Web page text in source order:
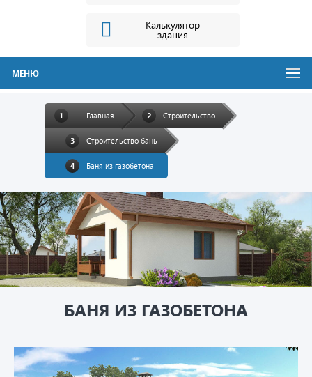
Калькулятор
здания
МЕНЮ
Главная Строительство
Строительство бань
Баня из газобетона
БАНЯ ИЗ ГАЗОБЕТОНА